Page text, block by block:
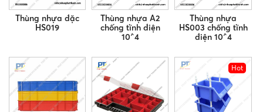
Thùng nhựa đặc
HS019
Thùng nhựa A2
chống tĩnh điện
10^4
Thùng nhựa
HS003 chống tĩnh
điện 10^4
Hot